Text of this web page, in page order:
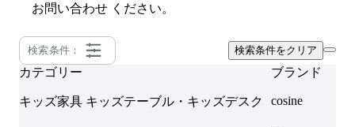
お問い合わせ ください。
検索条件： 検索条件をクリア
カテゴリー
キッズ家具 キッズテーブル・キッズデスク
ブランド
cosine